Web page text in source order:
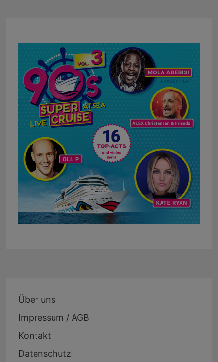
Über uns
Impressum / AGB
Kontakt
Datenschutz